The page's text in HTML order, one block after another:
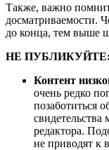
Также, важно
досматриваемости.
до конца, тем выше
НЕ ПУБЛИКУЙТЕ:
Контент
очень редко
позаботиться
редактора.
не приводят к